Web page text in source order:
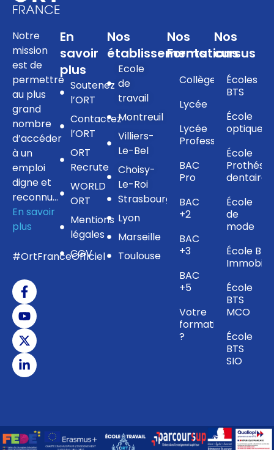
Notre
mission
est de
permettre
au plus
grand
nombre
d’accéder
à un
emploi
digne et
reconnu…
En savoir
plus
#OrtFranceOfficiel
En
savoir
plus
Soutenez
l’ORT
Contactez
l’ORT
ORT
Recrute
WORLD
ORT
Mentions
légales
CGV
Nos
établissements
Ecole
de
travail
Montreuil
Villiers-
Le-Bel
Choisy-
Le-Roi
Strasbourg
Lyon
Marseille
Toulouse
Nos
Formations
Collège
Lycée
Lycée
Professionnel
BAC
Pro
BAC
+2
BAC
+3
BAC
+5
Votre
formation
?
Nos
cursus
Écoles
BTS
École
optique
École
dentaire
École
de
mode
École BTS
École
BTS
MCO
École
BTS
SIO